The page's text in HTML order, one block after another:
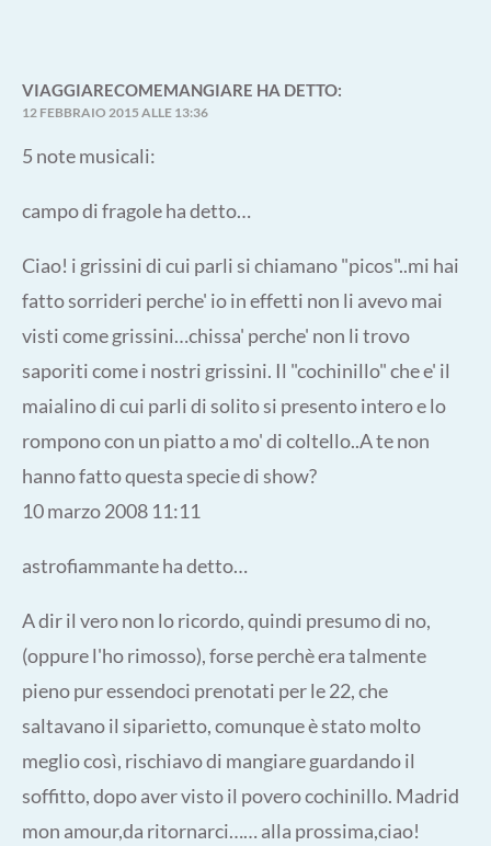
VIAGGIARECOMEMANGIARE HA DETTO:
12 FEBBRAIO 2015 ALLE 13:36
5 note musicali:
campo di fragole ha detto…
Ciao! i grissini di cui parli si chiamano "picos"..mi hai
fatto sorrideri perche' io in effetti non li avevo mai
visti come grissini…chissa' perche' non li trovo
saporiti come i nostri grissini. Il "cochinillo" che e' il
maialino di cui parli di solito si presento intero e lo
rompono con un piatto a mo' di coltello..A te non
hanno fatto questa specie di show?
10 marzo 2008 11:11
astrofiammante ha detto…
A dir il vero non lo ricordo, quindi presumo di no,
(oppure l'ho rimosso), forse perchè era talmente
pieno pur essendoci prenotati per le 22, che
saltavano il siparietto, comunque è stato molto
meglio così, rischiavo di mangiare guardando il
soffitto, dopo aver visto il povero cochinillo. Madrid
mon amour,da ritornarci…… alla prossima,ciao!